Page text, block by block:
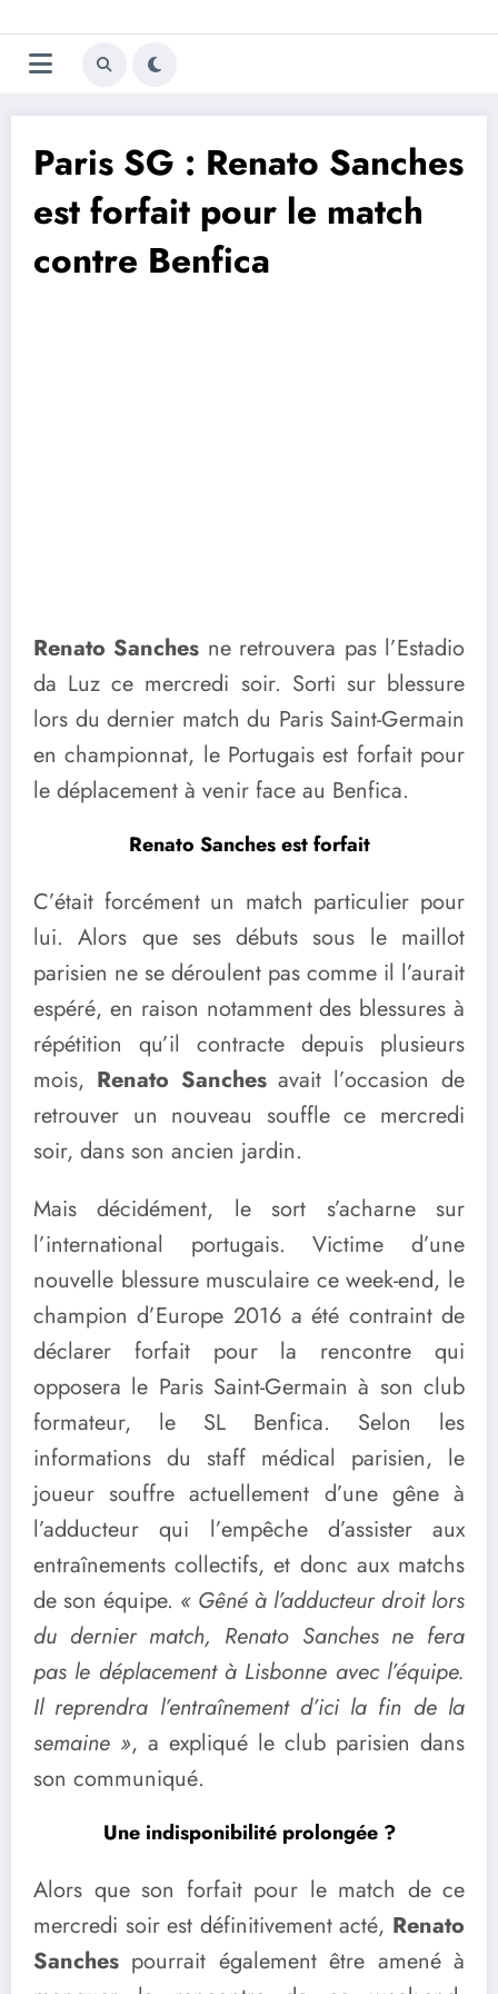
au
contenu
Trivela
L'actualité du football
Paris SG : Renato Sanches
est forfait pour le match
contre Benfica
Renato Sanches ne retrouvera pas l’Estadio
da Luz ce mercredi soir. Sorti sur blessure
lors du dernier match du Paris Saint-Germain
en championnat, le Portugais est forfait pour
le déplacement à venir face au Benfica.
Renato Sanches est forfait
C’était forcément un match particulier pour
lui. Alors que ses débuts sous le maillot
parisien ne se déroulent pas comme il l’aurait
espéré, en raison notamment des blessures à
répétition qu’il contracte depuis plusieurs
mois, Renato Sanchesavait l’occasion de
retrouver un nouveau souffle ce mercredi
soir, dans son ancien jardin.
Mais décidément, le sort s’acharne sur
l’international portugais. Victime d’une
nouvelle blessure musculaire ce week-end, le
champion d’Europe 2016 a été contraint de
déclarer forfait pour la rencontre qui
opposera le Paris Saint-Germain à son club
formateur, le SL Benfica. Selon les
informations du staff médical parisien, le
joueur souffre actuellement d’une gêne à
l’adducteur qui l’empêche d’assister aux
entraînements collectifs, et donc aux matchs
de son équipe. « Gêné à l’adducteur droit lors
du dernier match, Renato Sanches ne fera
pas le déplacement à Lisbonne avec l’équipe.
Il reprendra l’entraînement d’ici la fin de la
semaine », a expliqué le club parisien dans
son communiqué.
Une indisponibilité prolongée ?
Alors que son forfait pour le match de ce
mercredi soir est définitivement acté, Renato
Sanches pourrait également être amené à